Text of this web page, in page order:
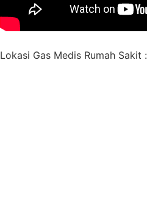
Lokasi Gas Medis Rumah Sakit :